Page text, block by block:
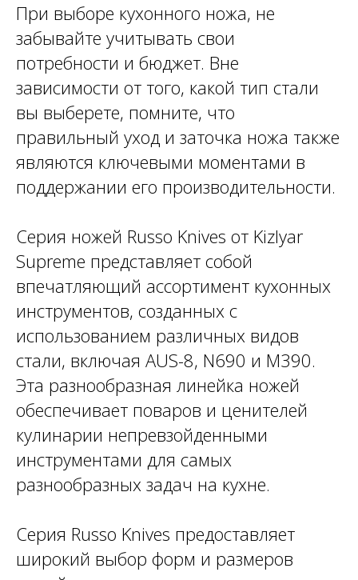
При выборе кухонного ножа, не
забывайте учитывать свои
потребности и бюджет. Вне
зависимости от того, какой тип стали
вы выберете, помните, что
правильный уход и заточка ножа также
являются ключевыми моментами в
поддержании его производительности.
Серия ножей Russo Knives от Kizlyar
Supreme представляет собой
впечатляющий ассортимент кухонных
инструментов, созданных с
использованием различных видов
стали, включая AUS-8, N690 и M390.
Эта разнообразная линейка ножей
обеспечивает поваров и ценителей
кулинарии непревзойденными
инструментами для самых
разнообразных задач на кухне.
Серия Russo Knives предоставляет
широкий выбор форм и размеров